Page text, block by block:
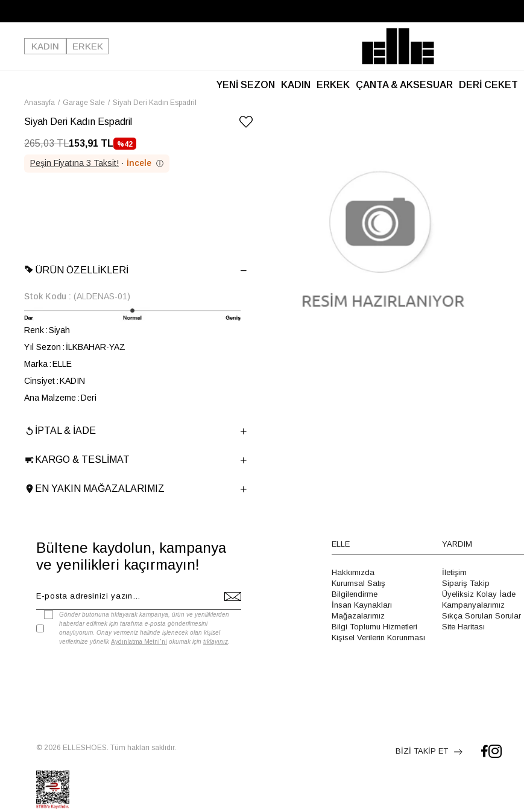
Kargo Ücretsiz!
KADIN
ERKEK
YENİ SEZON KADIN ERKEK ÇANTA & AKSESUAR DERİ CEKET
Anasayfa Garage Sale Siyah Deri Kadın Espadril
Siyah Deri Kadın Espadril
265,03 TL153,91 TL %42
İNDIRIM
Peşin Fiyatına 3 Taksit! · İncele ⓘ
ÜRÜN ÖZELLIKLERI
Stok Kodu (ALDENAS-01)
Renk Siyah
Yıl Sezon
İLKBAHAR-YAZ
Marka ELLE
Cinsiyet KADIN
Ana Malzeme Deri
Topuk Boyu
5 cm
Ürün Cinsi
Dolgu Topuk
Taban Yüksekliği
5 cm
İPTAL & İADE
KARGO & TESLIMAT
EN YAKIN MAĞAZALARIMIZ
Bültene kaydolun, kampanya
ve yenilikleri kaçırmayın!
Gönder butonuna tıklayarak kampanya, ürün ve yeniliklerden
haberdar edilmek için tarafıma e-posta gönderilmesini
onaylıyorum. Onay vermeniz halinde işlenecek olan kişisel
verilerinize yönelik Aydınlatma Metni'ni okumak için tıklayınız
ELLE
Hakkımızda
Kurumsal Satış
Bilgilendirme
İnsan Kaynakları
Mağazalarımız
Bilgi Toplumu Hizmetleri
Kişisel Verilerin Korunması
YARDIM
İletişim
Sipariş Takip
Üyeliksiz Kolay İade
Kampanyalarımız
Sıkça Sorulan Sorular
Site Haritası
© 2026 ELLESHOES. Tüm hakları saklıdır. BİZİ TAKİP ET